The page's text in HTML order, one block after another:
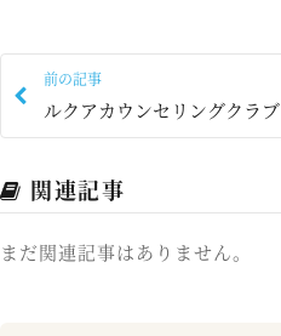
前の記事
ルクアカウンセリングクラブ
関連記事
まだ関連記事はありません。